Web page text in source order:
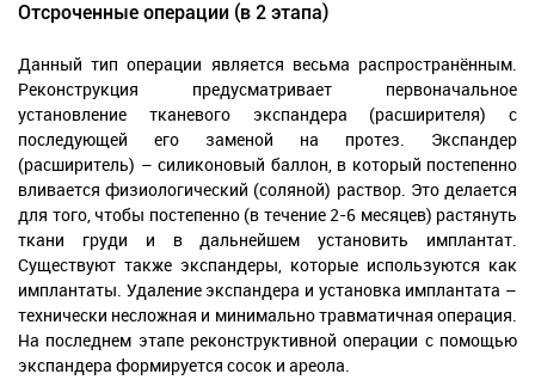
Отсроченные операции (в 2 этапа)
Данный тип операции является весьма распространённым.
Реконструкция предусматривает первоначальное
установление тканевого экспандера (расширителя) с
последующей его заменой на протез. Экспандер
(расширитель) – силиконовый баллон, в который постепенно
вливается физиологический (соляной) раствор. Это делается
для того, чтобы постепенно (в течение 2-6 месяцев) растянуть
ткани груди и в дальнейшем установить имплантат.
Существуют также экспандеры, которые используются как
имплантаты. Удаление экспандера и установка имплантата –
технически несложная и минимально травматичная операция.
На последнем этапе реконструктивной операции с помощью
экспандера формируется сосок и ареола.